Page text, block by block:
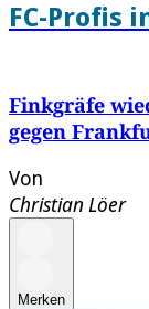
FC-Profis
Finkgräfe
gegen
Von
Christian Löer
Merken